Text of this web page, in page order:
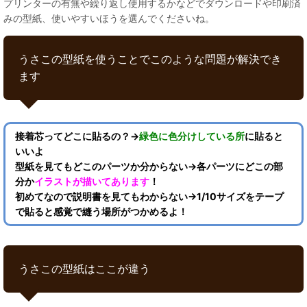
プリンターの有無や繰り返し使用するかなどでダウンロードや印刷済
みの型紙、使いやすいほうを選んでくださいね。
うさこの型紙を使うことでこのような問題が解決でき
ます
接着芯ってどこに貼るの？→緑色に色分けしている所に貼ると
いいよ
型紙を見てもどこのパーツか分からない→各パーツにどこの部
分かイラストが描いてあります ！
初めてなので説明書を見てもわからない→1/10サイズをテープ
で貼ると感覚で縫う場所がつかめるよ！
うさこの型紙はここが違う